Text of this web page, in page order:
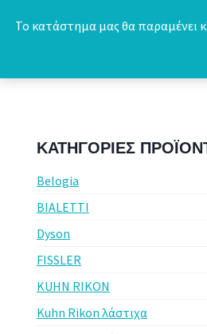
Το κατάστημα μας θα παραμένει
ΚΑΤΗΓΟΡΊΕΣ
Belogia
BIALETTI
Dyson
FISSLER
KUHN RIKON
Kuhn Rikon λάστιχα